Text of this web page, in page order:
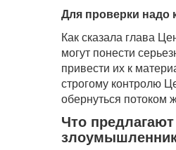
Для проверки надо
Как сказала глава
могут понести
привести их к
строгому контролю
обернуться потоком
Что